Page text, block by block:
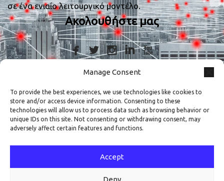
Manage Consent
To provide the best experiences, we use technologies like cookies to
store and/or access device information. Consenting to these
technologies will allow us to process data such as browsing behavior or
unique IDs on this site. Not consenting or withdrawing consent, may
adversely affect certain features and functions.
Accept
Deny
σε ένα ενιαίο λειτουργικό μοντέλο.
Ακολουθήστε μας
+30 210 9839367
Μεταμορφώσεως 7, Άγιος Δημήτριος,
ΤΚ 17341
info@audax.gr